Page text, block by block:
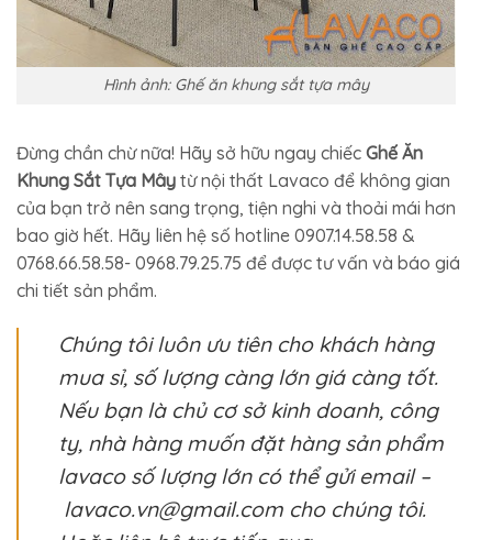
Hình ảnh: Ghế ăn khung sắt tựa mây
Đừng chần chừ nữa! Hãy sở hữu ngay chiếc Ghế Ăn
Khung Sắt Tựa Mây từ nội thất Lavaco để không gian
của bạn trở nên sang trọng, tiện nghi và thoải mái hơn
bao giờ hết. Hãy liên hệ số hotline 0907.14.58.58 &
0768.66.58.58- 0968.79.25.75 để được tư vấn và báo giá
chi tiết sản phẩm.
Chúng tôi luôn ưu tiên cho khách hàng
mua sỉ, số lượng càng lớn giá càng tốt.
Nếu bạn là chủ cơ sở kinh doanh, công
ty, nhà hàng muốn đặt hàng sản phẩm
lavaco số lượng lớn có thể gửi email –
lavaco.vn@gmail.com cho chúng tôi.